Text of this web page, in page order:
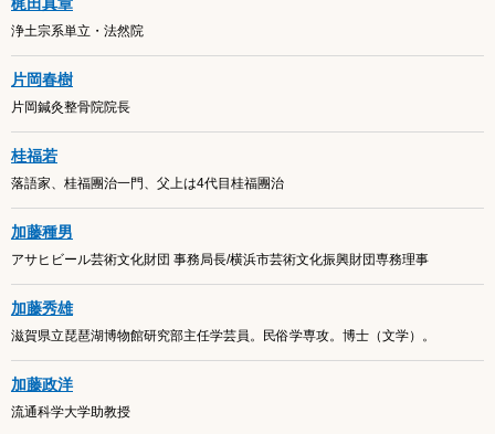
梶田真章
浄土宗系単立・法然院
片岡春樹
片岡鍼灸整骨院院長
桂福若
落語家、桂福團治一門、父上は4代目桂福團治
加藤種男
アサヒビール芸術文化財団 事務局長/横浜市芸術文化振興財団専務理事
加藤秀雄
滋賀県立琵琶湖博物館研究部主任学芸員。民俗学専攻。博士（文学）。
加藤政洋
流通科学大学助教授